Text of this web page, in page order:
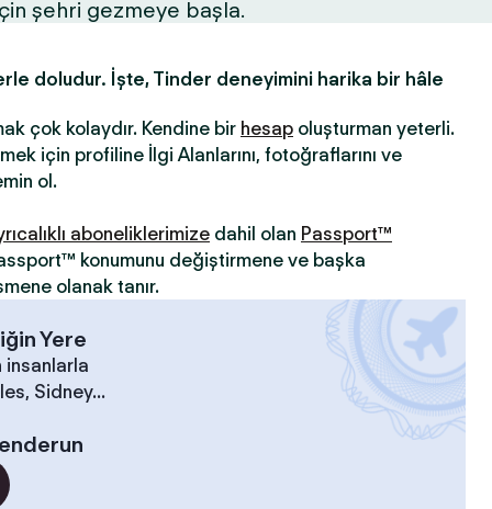
şehri gezmeye başla.
doludur. İşte, Tinder deneyimini harika bir hâle
çok kolaydır. Kendine bir hesap oluşturman yeterli.
için profiline İlgi Alanlarını, fotoğraflarını ve
ol.
aboneliklerimize dahil olan Passport™
konumunu değiştirmene ve başka
olanak tanır.
Yere
insanlarla
Sidney...